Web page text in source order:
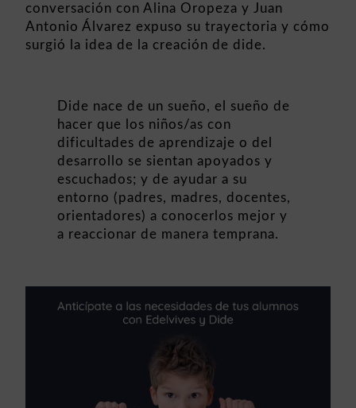
conversación con Alina Oropeza y Juan
Antonio Álvarez expuso su trayectoria y cómo
surgió la idea de la creación de dide.
Dide nace de un sueño, el sueño de
hacer que los niños/as con
dificultades de aprendizaje o del
desarrollo se sientan apoyados y
escuchados; y de ayudar a su
entorno (padres, madres, docentes,
orientadores) a conocerlos mejor y
a reaccionar de manera temprana.